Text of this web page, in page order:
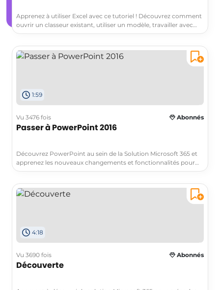
Apprenez à utiliser Excel avec ce tutoriel ! Découvrez comment
ouvrir un classeur existant, utiliser un modèle, travailler avec
des cellules, utiliser les adresses, élargir des colonnes et
1:59
Vu 3476 fois Abonnés
Passer à PowerPoint 2016
Découvrez PowerPoint au sein de la Solution Microsoft 365 et
apprenez les nouveaux changements et fonctionnalités pour
un usage professionnel. Découvrez le ruban, les options
4:18
Vu 3690 fois Abonnés
Découverte